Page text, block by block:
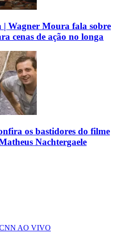
| Wagner Moura fala sobre
cenas de ação no longa
os bastidores do filme
Nachtergaele
AO VIVO